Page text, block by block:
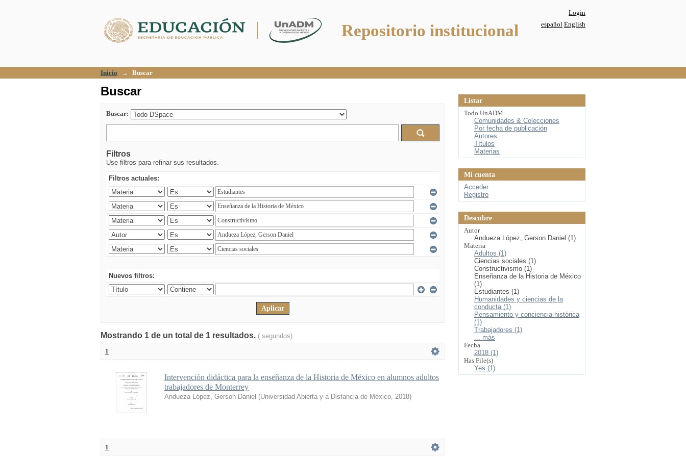
Repositorio institucional
Login
español English
Inicio → Buscar
Buscar
Buscar:
Filtros
Use filtros para refinar sus resultados.
Filtros actuales:
Nuevos filtros:
Mostrando 1 de un total de 1 resultados. ( segundos)
1
Intervención didáctica para la enseñanza de la Historia de México en alumnos adultos
trabajadores de Monterrey
Andueza López, Gerson Daniel (Universidad Abierta y a Distancia de México, 2018)
1
Listar
Todo UnADM
Comunidades & Colecciones
Por fecha de publicación
Autores
Títulos
Materias
Mi cuenta
Acceder
Registro
Descubre
Autor
Andueza López, Gerson Daniel (1)
Materia
Adultos (1)
Ciencias sociales (1)
Constructivismo (1)
Enseñanza de la Historia de México
(1)
Estudiantes (1)
Humanidades y ciencias de la
conducta (1)
Pensamiento y conciencia histórica
(1)
Trabajadores (1)
... más
Fecha
2018 (1)
Has File(s)
Yes (1)